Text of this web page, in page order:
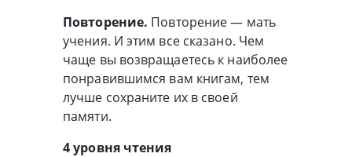
Повторение. Повторение — мать
учения. И этим все сказано. Чем
чаще вы возвращаетесь к наиболее
понравившимся вам книгам, тем
лучше сохраните их в своей
памяти.
4 уровня чтения